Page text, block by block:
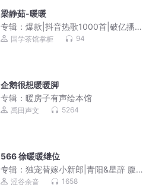
梁静茹-暖暖
专辑：爆款|抖音热歌1000首|破亿播放|
神曲国学茶馆掌柜 94
企鹅很想暖暖脚
专辑：暖房子有声绘本馆
禹田声文 5264
566 徐暖暖继位
专辑：独宠替嫁小新郎|青阳&星辞 腹黑
VS暴躁 双男主
涩谷余音 1658